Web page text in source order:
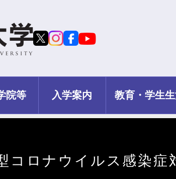
院等 入学案内 教育・学生
コロナウイルス感染